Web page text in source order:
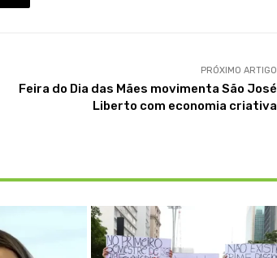
PRÓXIMO ARTIGO
Feira do Dia das Mães movimenta São José
Liberto com economia criativa